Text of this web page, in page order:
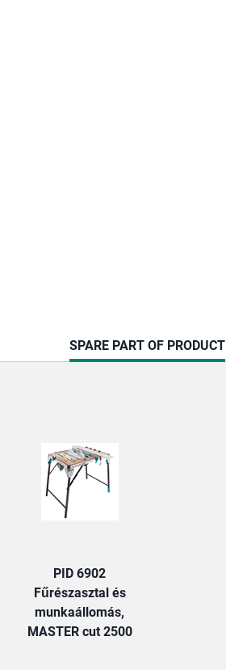
CURRENT
TAB:
SPARE PART OF PRODUCT
PID 6902
Fűrészasztal és
munkaállomás,
MASTER cut 2500